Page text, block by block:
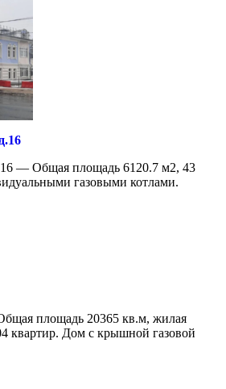
— Общая площадь 6120.7 м2, 43
газовыми котлами.
площадь 20365 кв.м, жилая
квартир. Дом с крышной газовой